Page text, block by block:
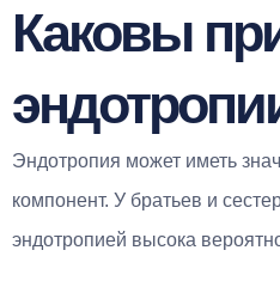
Каковы
Эндотропия может иметь
компонент. У братьев и
эндотропией высока